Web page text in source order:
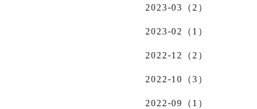
2023-03（2）
2023-02（1）
2022-12（2）
2022-10（3）
2022-09（1）